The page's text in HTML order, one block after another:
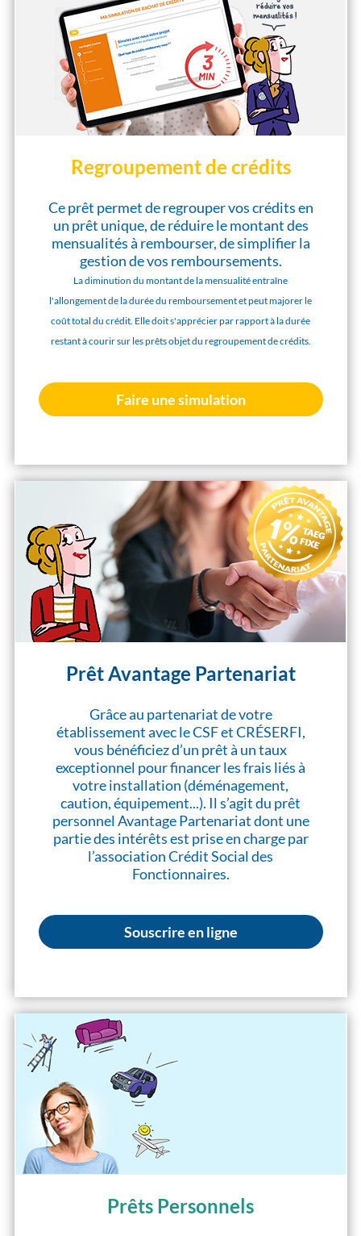
Regroupement de crédits
Ce prêt permet de regrouper vos crédits en
un prêt unique, de réduire le montant des
mensualités à rembourser, de simplifier la
gestion de vos remboursements.
La diminution du montant de la mensualité entraîne
l'allongement de la durée du remboursement et peut majorer le
coût total du crédit. Elle doit s'apprécier par rapport à la durée
restant à courir sur les prêts objet du regroupement de crédits.
Faire une simulation
Prêt Avantage Partenariat
Grâce au partenariat de votre
établissement avec le CSF et CRÉSERFI,
vous bénéficiez d’un prêt à un taux
exceptionnel pour financer les frais liés à
votre installation (déménagement,
caution, équipement...). Il s’agit du prêt
personnel Avantage Partenariat dont une
partie des intérêts est prise en charge par
l’association Crédit Social des
Fonctionnaires.
Souscrire en ligne
Prêts Personnels